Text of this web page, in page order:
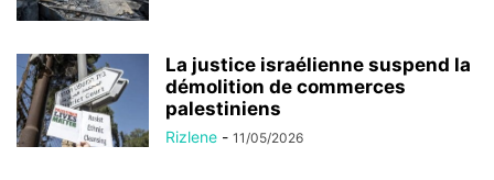
La justice israélienne suspend la
démolition de commerces
palestiniens
Rizlene - 11/05/2026